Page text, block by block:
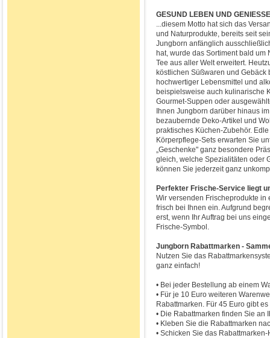
GESUND LEBEN UND
...diesem Motto hat sich das
und Naturprodukte, bereits seit
Jungborn anfänglich
hat, wurde das Sortiment bald
Tee aus aller Welt erweitert.
köstlichen Süßwaren und
hochwertiger Lebensmittel und
beispielsweise auch kulinarische
Gourmet-Suppen oder
Ihnen Jungborn darüber hinaus
bezaubernde Deko-Artikel und
praktisches Küchen-Zubehör.
Körperpflege-Sets erwarten Sie
„Geschenke" ganz besondere
gleich, welche Spezialitäten oder
können Sie jederzeit ganz
Perfekter Frische-Service liegt
Wir versenden Frischeprodukte
frisch bei Ihnen ein. Aufgrund
erst, wenn Ihr Auftrag bei uns
Frische-Symbol.
Jungborn Rabattmarken -
Nutzen Sie das
ganz einfach!
• Bei jeder Bestellung ab einem
• Für je 10 Euro weiteren
Rabattmarken. Für 45 Euro gibt
• Die Rabattmarken finden Sie an
• Kleben Sie die Rabattmarken
• Schicken Sie das